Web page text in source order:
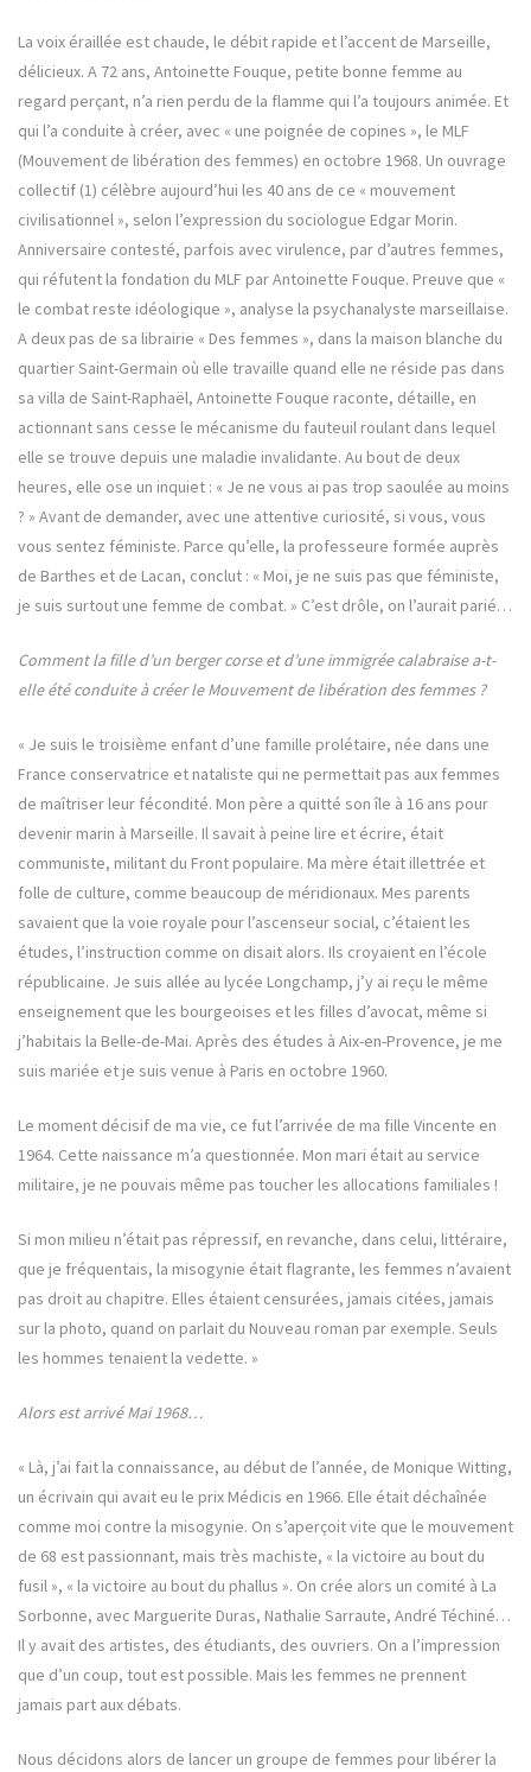
La voix éraillée est chaude, le débit rapide et l’accent de Marseille,
délicieux. A 72 ans, Antoinette Fouque, petite bonne femme au
regard perçant, n’a rien perdu de la flamme qui l’a toujours animée. Et
qui l’a conduite à créer, avec « une poignée de copines », le MLF
(Mouvement de libération des femmes) en octobre 1968. Un ouvrage
collectif (1) célèbre aujourd’hui les 40 ans de ce « mouvement
civilisationnel », selon l’expression du sociologue Edgar Morin.
Anniversaire contesté, parfois avec virulence, par d’autres femmes,
qui réfutent la fondation du MLF par Antoinette Fouque. Preuve que «
le combat reste idéologique », analyse la psychanalyste marseillaise.
A deux pas de sa librairie « Des femmes », dans la maison blanche du
quartier Saint-Germain où elle travaille quand elle ne réside pas dans
sa villa de Saint-Raphaël, Antoinette Fouque raconte, détaille, en
actionnant sans cesse le mécanisme du fauteuil roulant dans lequel
elle se trouve depuis une maladie invalidante. Au bout de deux
heures, elle ose un inquiet : « Je ne vous ai pas trop saoulée au moins
? » Avant de demander, avec une attentive curiosité, si vous, vous
vous sentez féministe. Parce qu’elle, la professeure formée auprès
de Barthes et de Lacan, conclut : « Moi, je ne suis pas que féministe,
je suis surtout une femme de combat. » C’est drôle, on l’aurait parié…
Comment la fille d’un berger corse et d’une immigrée calabraise a-t-
elle été conduite à créer le Mouvement de libération des femmes ?
« Je suis le troisième enfant d’une famille prolétaire, née dans une
France conservatrice et nataliste qui ne permettait pas aux femmes
de maîtriser leur fécondité. Mon père a quitté son île à 16 ans pour
devenir marin à Marseille. Il savait à peine lire et écrire, était
communiste, militant du Front populaire. Ma mère était illettrée et
folle de culture, comme beaucoup de méridionaux. Mes parents
savaient que la voie royale pour l’ascenseur social, c’étaient les
études, l’instruction comme on disait alors. Ils croyaient en l’école
républicaine. Je suis allée au lycée Longchamp, j’y ai reçu le même
enseignement que les bourgeoises et les filles d’avocat, même si
j’habitais la Belle-de-Mai. Après des études à Aix-en-Provence, je me
suis mariée et je suis venue à Paris en octobre 1960.
Le moment décisif de ma vie, ce fut l’arrivée de ma fille Vincente en
1964. Cette naissance m’a questionnée. Mon mari était au service
militaire, je ne pouvais même pas toucher les allocations familiales !
Si mon milieu n’était pas répressif, en revanche, dans celui, littéraire,
que je fréquentais, la misogynie était flagrante, les femmes n’avaient
pas droit au chapitre. Elles étaient censurées, jamais citées, jamais
sur la photo, quand on parlait du Nouveau roman par exemple. Seuls
les hommes tenaient la vedette. »
Alors est arrivé Mai 1968…
« Là, j’ai fait la connaissance, au début de l’année, de Monique Witting,
un écrivain qui avait eu le prix Médicis en 1966. Elle était déchaînée
comme moi contre la misogynie. On s’aperçoit vite que le mouvement
de 68 est passionnant, mais très machiste, « la victoire au bout du
fusil », « la victoire au bout du phallus ». On crée alors un comité à La
Sorbonne, avec Marguerite Duras, Nathalie Sarraute, André Téchiné…
Il y avait des artistes, des étudiants, des ouvriers. On a l’impression
que d’un coup, tout est possible. Mais les femmes ne prennent
jamais part aux débats.
Nous décidons alors de lancer un groupe de femmes pour libérer la